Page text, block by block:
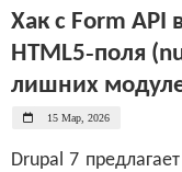
Хак с Form API
HTML5‑поля
лишних
15 Мар, 2026
Drupal 7